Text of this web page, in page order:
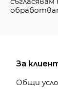
За
Общи